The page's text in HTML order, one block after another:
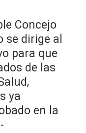
Concejo
se dirige al
para que
de las
ya
en la